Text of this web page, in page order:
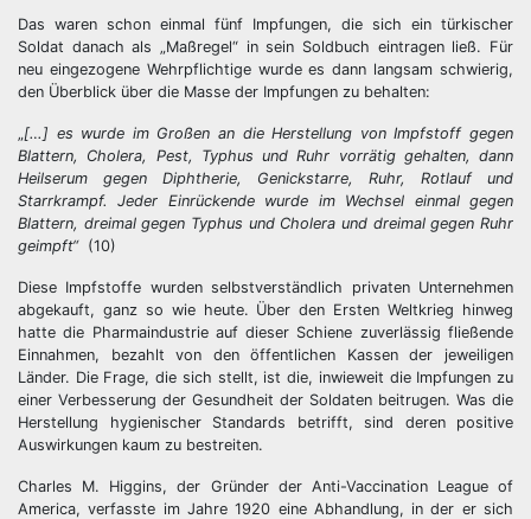
Das waren schon einmal fünf Impfungen, die sich ein türkischer
Soldat danach als „Maßregel“ in sein Soldbuch eintragen ließ. Für
neu eingezogene Wehrpflichtige wurde es dann langsam schwierig,
den Überblick über die Masse der Impfungen zu behalten:
„[…] es wurde im Großen an die Herstellung von Impfstoff gegen
Blattern, Cholera, Pest, Typhus und Ruhr vorrätig gehalten, dann
Heilserum gegen Diphtherie, Genickstarre, Ruhr, Rotlauf und
Starrkrampf. Jeder Einrückende wurde im Wechsel einmal gegen
Blattern, dreimal gegen Typhus und Cholera und dreimal gegen Ruhr
geimpft“(10)
Diese Impfstoffe wurden selbstverständlich privaten Unternehmen
abgekauft, ganz so wie heute. Über den Ersten Weltkrieg hinweg
hatte die Pharmaindustrie auf dieser Schiene zuverlässig fließende
Einnahmen, bezahlt von den öffentlichen Kassen der jeweiligen
Länder. Die Frage, die sich stellt, ist die, inwieweit die Impfungen zu
einer Verbesserung der Gesundheit der Soldaten beitrugen. Was die
Herstellung hygienischer Standards betrifft, sind deren positive
Auswirkungen kaum zu bestreiten.
Charles M. Higgins, der Gründer der Anti-Vaccination League of
America, verfasste im Jahre 1920 eine Abhandlung, in der er sich